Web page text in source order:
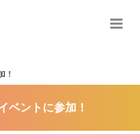
！
ベントに参加！